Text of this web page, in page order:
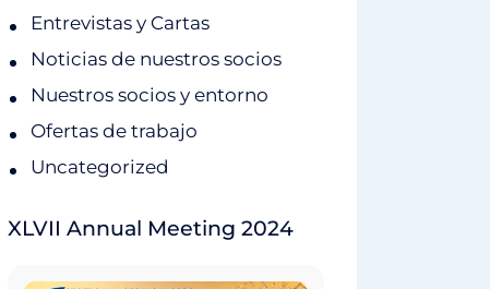
Entrevistas y Cartas
Noticias de nuestros socios
Nuestros socios y entorno
Ofertas de trabajo
Uncategorized
XLVII Annual Meeting 2024